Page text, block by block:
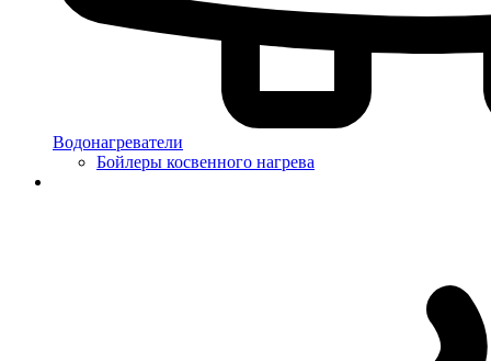
Водонагреватели
Бойлеры косвенного нагрева